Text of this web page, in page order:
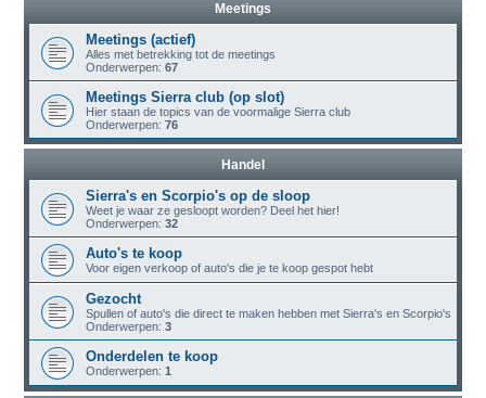
Meetings
Meetings (actief)
Alles met betrekking tot de meetings
Onderwerpen: 67
Meetings Sierra club (op slot)
Hier staan de topics van de voormalige Sierra club
Onderwerpen: 76
Handel
Sierra's en Scorpio's op de sloop
Weet je waar ze gesloopt worden? Deel het hier!
Onderwerpen: 32
Auto's te koop
Voor eigen verkoop of auto's die je te koop gespot hebt
Gezocht
Spullen of auto's die direct te maken hebben met Sierra's en Scorpio's
Onderwerpen: 3
Onderdelen te koop
Onderwerpen: 1